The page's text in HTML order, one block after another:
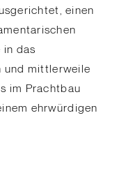
einen
in das
und mittlerweile
im Prachtbau
ehrwürdigen